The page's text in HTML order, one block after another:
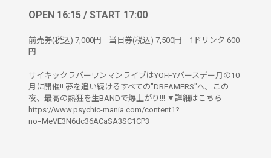
OPEN 16:15 / START 17:00
前売券(税込) 7,000円 当日券(税込) 7,500円 1ドリンク 600
円
サイキックラバーワンマンライブはYOFFYバースデー月の10
月に開催!! 夢を追い続けるすべての"DREAMERS"へ。この
夜、最高の熱狂を生BANDで爆上がり!!! ▼詳細はこちら
https://www.psychic-mania.com/content1?
no=MeVE3N6dc36ACaSA3SC1CP3